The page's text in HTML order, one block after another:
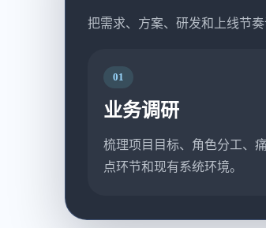
把需求、方案、研发和上线节
01
业务调研
梳理项目目标、角色分工、
点环节和现有系统环境。